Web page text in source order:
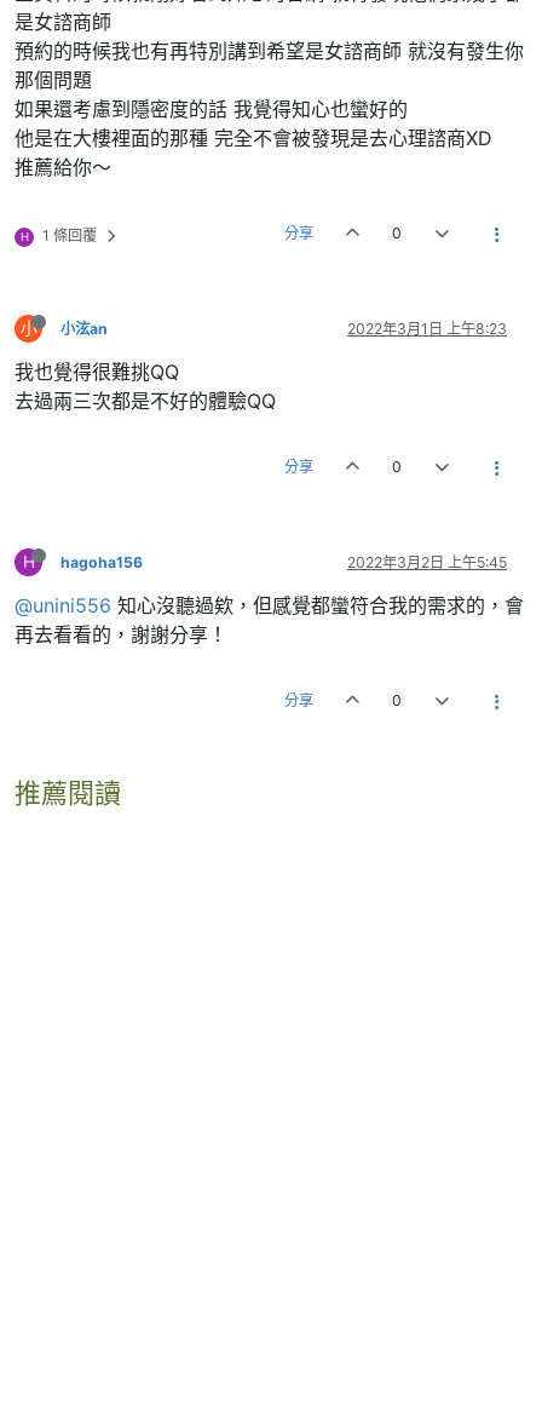
是女諮商師
預約的時候我也有再特別講到希望是女諮商師 就沒有發生你
那個問題
如果還考慮到隱密度的話 我覺得知心也蠻好的
他是在大樓裡面的那種 完全不會被發現是去心理諮商XD
推薦給你～
H 1 條回覆 分享 0
小 小泫an 2022年3月1日 上午8:23
我也覺得很難挑QQ
去過兩三次都是不好的體驗QQ
分享 0
H hagoha156 2022年3月2日 上午5:45
@unini556 知心沒聽過欸，但感覺都蠻符合我的需求的，會
再去看看的，謝謝分享！
分享 0
推薦閱讀